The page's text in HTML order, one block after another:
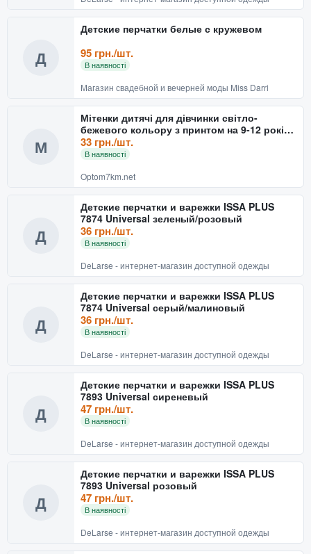
Д
Детские перчатки белые с кружевом
95 грн./шт.
В наявності
Магазин свадебной и вечерней моды Miss Darri
М
Мітенки дитячі для дівчинки світло-
бежевого кольору з принтом на 9-12 років
152724T
33 грн./шт.
В наявності
Optom7km.net
Д
Детские перчатки и варежки ISSA PLUS
7874 Universal зеленый/розовый
36 грн./шт.
В наявності
DeLarse - интернет-магазин доступной одежды
Д
Детские перчатки и варежки ISSA PLUS
7874 Universal серый/малиновый
36 грн./шт.
В наявності
DeLarse - интернет-магазин доступной одежды
Д
Детские перчатки и варежки ISSA PLUS
7893 Universal сиреневый
47 грн./шт.
В наявності
DeLarse - интернет-магазин доступной одежды
Д
Детские перчатки и варежки ISSA PLUS
7893 Universal розовый
47 грн./шт.
В наявності
DeLarse - интернет-магазин доступной одежды